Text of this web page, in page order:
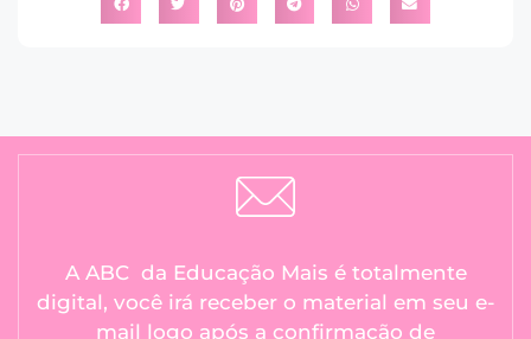
A ABC da Educação Mais é totalmente
digital, você irá receber o material em seu e-
mail logo após a confirmação de